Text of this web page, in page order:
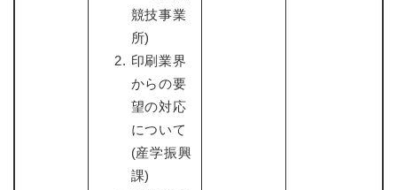
競技事業
所)
印刷業界
からの要
望の対応
について
(産学振興
課)